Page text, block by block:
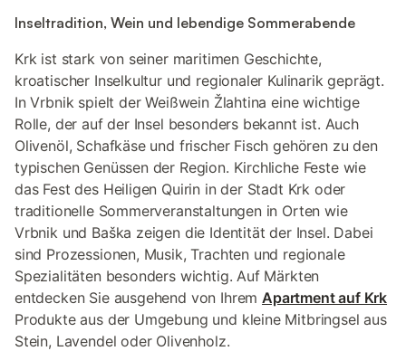
Inseltradition, Wein und lebendige Sommerabende
Krk ist stark von seiner maritimen Geschichte,
kroatischer Inselkultur und regionaler Kulinarik geprägt.
In Vrbnik spielt der Weißwein Žlahtina eine wichtige
Rolle, der auf der Insel besonders bekannt ist. Auch
Olivenöl, Schafkäse und frischer Fisch gehören zu den
typischen Genüssen der Region. Kirchliche Feste wie
das Fest des Heiligen Quirin in der Stadt Krk oder
traditionelle Sommerveranstaltungen in Orten wie
Vrbnik und Baška zeigen die Identität der Insel. Dabei
sind Prozessionen, Musik, Trachten und regionale
Spezialitäten besonders wichtig. Auf Märkten
entdecken Sie ausgehend von IhremApartment auf Krk
Produkte aus der Umgebung und kleine Mitbringsel aus
Stein, Lavendel oder Olivenholz.